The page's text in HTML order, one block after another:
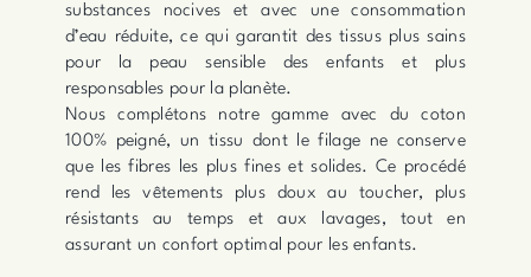
substances nocives et avec une consommation
d’eau réduite, ce qui garantit des tissus plus sains
pour la peau sensible des enfants et plus
responsables pour la planète.
Nous complétons notre gamme avec du coton
100% peigné, un tissu dont le filage ne conserve
que les fibres les plus fines et solides. Ce procédé
rend les vêtements plus doux au toucher, plus
résistants au temps et aux lavages, tout en
assurant un confort optimal pour les enfants.